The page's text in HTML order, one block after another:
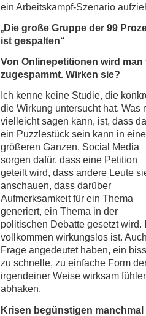
ein Arbeitskampf-Szenario
„Die große Gruppe der 99
ist gespalten“
Von Onlinepetitionen wird man
zugespammt. Wirken sie?
Ich kenne keine Studie, die
die Wirkung untersucht hat. Was
vielleicht sagen kann, ist, dass
ein Puzzlestück sein kann in
größeren Ganzen. Social Media
sorgen dafür, dass eine Petition
geteilt wird, dass andere Leute
anschauen, dass darüber
Aufmerksamkeit für ein Thema
generiert, ein Thema in der
politischen Debatte gesetzt
vollkommen wirkungslos ist.
Frage angedeutet haben, ein
zu schnelle, zu einfache Form
irgendeiner Weise wirksam
abhaken.
Krisen begünstigen